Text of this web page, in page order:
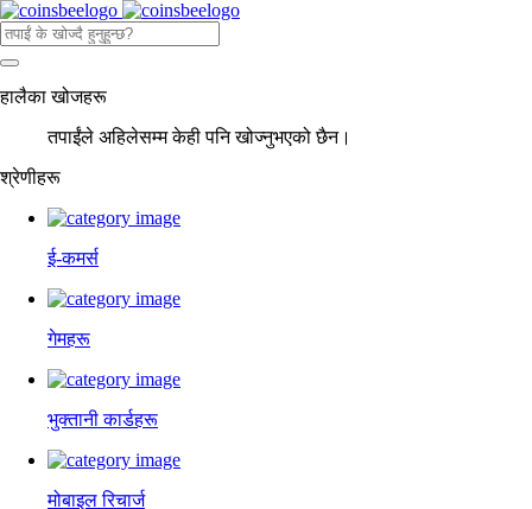
हालैका खोजहरू
तपाईंले अहिलेसम्म केही पनि खोज्नुभएको छैन।
श्रेणीहरू
ई-कमर्स
गेमहरू
भुक्तानी कार्डहरू
मोबाइल रिचार्ज